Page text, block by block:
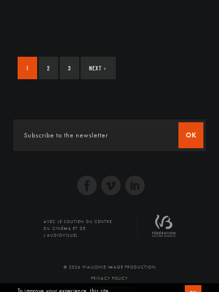
1 2 3 NEXT ›
OK
AVEC LE SOUTIEN DU CENTRE
DU CINÉMA ET DE
L'AUDIOVISUEL
© 2026 WALLONIE IMAGE PRODUCTION
PRIVACY POLICY
PRODUCED BY SFD
To improve your experience, this site